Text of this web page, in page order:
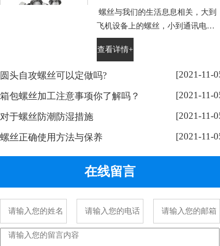
螺丝与我们的生活息息相关，大到
飞机设备上的螺丝，小到通讯电子
设备手表上的小螺丝。不知道大家
平时有没有留意，手表螺丝大部分
奇，跟随小编脚步来带大家了解一
下： 手表螺丝属于精密螺丝，之所
工方式决定的。手表精密螺丝，是
采用车加工出来的，头部...
查看详情+
圆头自攻螺丝可以定做吗? [2021-11-
箱包螺丝加工注意事项你了解吗？ [2021-11-
对于螺丝防潮防湿措施 [2021-11-
螺丝正确使用方法与保养 [2021-11-
在线留言